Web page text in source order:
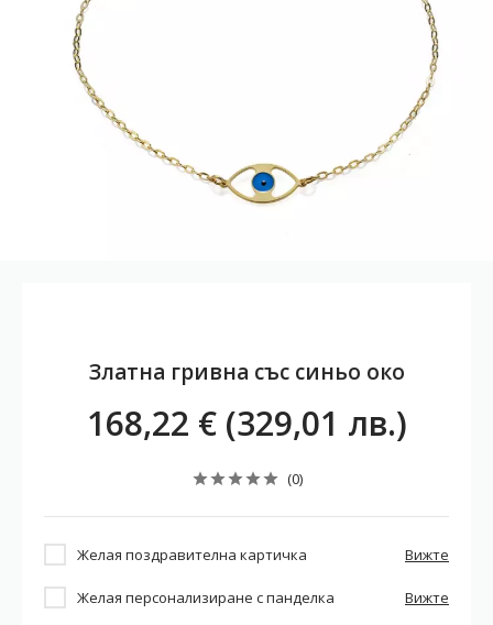
Златна гривна със синьо око
168,22 € (329,01 лв.)
(0)
Желая поздравителна картичка Вижте
Желая персонализиране с панделка Вижте